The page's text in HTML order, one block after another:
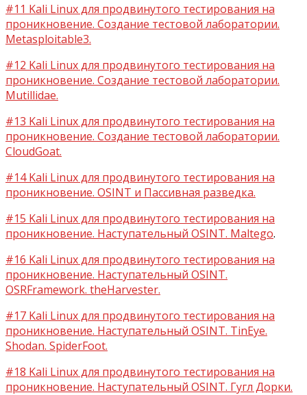
#11 Kali Linux для продвинутого тестирования на
проникновение. Создание тестовой лаборатории.
Metasploitable3.
#12 Kali Linux для продвинутого тестирования на
проникновение. Создание тестовой лаборатории.
Mutillidae.
#13 Kali Linux для продвинутого тестирования на
проникновение. Создание тестовой лаборатории.
CloudGoat.
#14 Kali Linux для продвинутого тестирования на
проникновение. OSINT и Пассивная разведка.
#15 Kali Linux для продвинутого тестирования на
проникновение. Наступательный OSINT. Maltego.
#16 Kali Linux для продвинутого тестирования на
проникновение. Наступательный OSINT.
OSRFramework. theHarvester.
#17 Kali Linux для продвинутого тестирования на
проникновение. Наступательный OSINT. TinEye.
Shodan. SpiderFoot.
#18 Kali Linux для продвинутого тестирования на
проникновение. Наступательный OSINT. Гугл Дорки.